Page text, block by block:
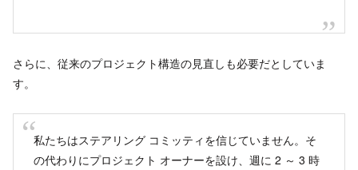
さらに、従来のプロジェクト構造の見直しも必要だとしていま
す。
私たちはステアリング コミッティを信じていません。そ
の代わりにプロジェクト オーナーを設け、週に 2 ～ 3 時